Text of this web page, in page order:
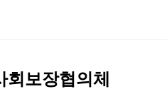
보장협의체